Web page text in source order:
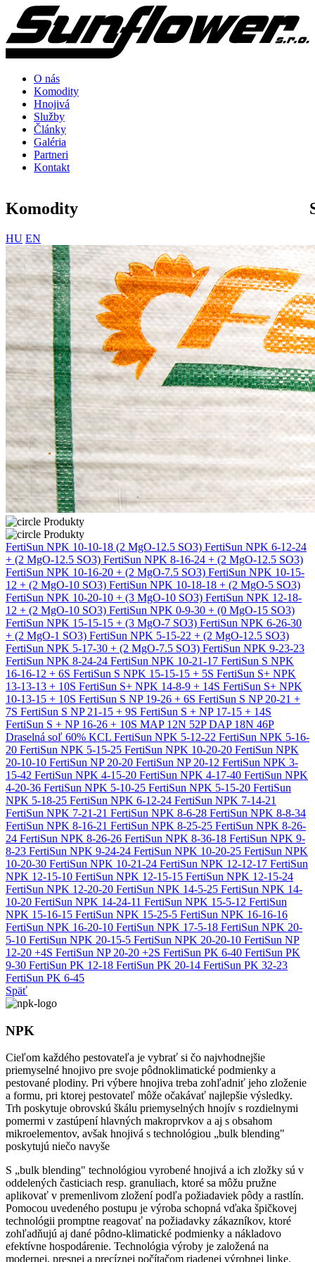
O nás
Komodity
Hnojivá
Služby
Články
Galéria
Partneri
Kontakt
Komodity
HU EN
Produkty
Produkty
FertiSun NPK 10-10-18 (2 MgO-12.5 SO3) FertiSun NPK 6-12-24
+ (2 MgO-12.5 SO3) FertiSun NPK 8-16-24 + (2 MgO-12.5 SO3)
FertiSun NPK 10-16-20 + (2 MgO-7.5 SO3) FertiSun NPK 10-15-
12 + (2 MgO-10 SO3) FertiSun NPK 10-18-18 + (2 MgO-5 SO3)
FertiSun NPK 10-20-10 + (3 MgO-10 SO3) FertiSun NPK 12-18-
12 + (2 MgO-10 SO3) FertiSun NPK 0-9-30 + (0 MgO-15 SO3)
FertiSun NPK 15-15-15 + (3 MgO-7 SO3) FertiSun NPK 6-26-30
+ (2 MgO-1 SO3) FertiSun NPK 5-15-22 + (2 MgO-12.5 SO3)
FertiSun NPK 5-17-30 + (2 MgO-7.5 SO3) FertiSun NPK 9-23-23
FertiSun NPK 8-24-24 FertiSun NPK 10-21-17 FertiSun S NPK
16-16-12 + 6S FertiSun S NPK 15-15-15 + 5S FertiSun S+ NPK
13-13-13 + 10S FertiSun S+ NPK 14-8-9 + 14S FertiSun S+ NPK
10-13-15 + 10S FertiSun S NP 19-26 + 6S FertiSun S NP 20-21 +
7S FertiSun S NP 21-15 + 9S FertiSun S + NP 17-15 + 14S
FertiSun S + NP 16-26 + 10S MAP 12N 52PDAP 18N 46P
Draselná soľ 60% KCL FertiSun NPK 5-12-22 FertiSun NPK 5-16-
20 FertiSun NPK 5-15-25 FertiSun NPK 10-20-20 FertiSun NPK
20-10-10 FertiSun NP 20-20 FertiSun NP 20-12 FertiSun NPK 3-
15-42 FertiSun NPK 4-15-20 FertiSun NPK 4-17-40 FertiSun NPK
4-20-36 FertiSun NPK 5-10-25 FertiSun NPK 5-15-20 FertiSun
NPK 5-18-25 FertiSun NPK 6-12-24 FertiSun NPK 7-14-21
FertiSun NPK 7-21-21 FertiSun NPK 8-6-28 FertiSun NPK 8-8-34
FertiSun NPK 8-16-21 FertiSun NPK 8-25-25 FertiSun NPK 8-26-
24 FertiSun NPK 8-26-26 FertiSun NPK 8-36-18 FertiSun NPK 9-
8-23 FertiSun NPK 9-24-24 FertiSun NPK 10-20-25 FertiSun NPK
10-20-30 FertiSun NPK 10-21-24 FertiSun NPK 12-12-17 FertiSun
NPK 12-15-10 FertiSun NPK 12-15-15 FertiSun NPK 12-15-24
FertiSun NPK 12-20-20 FertiSun NPK 14-5-25 FertiSun NPK 14-
10-20 FertiSun NPK 14-24-11 FertiSun NPK 15-5-12 FertiSun
NPK 15-16-15 FertiSun NPK 15-25-5 FertiSun NPK 16-16-16
FertiSun NPK 16-20-10 FertiSun NPK 17-5-18 FertiSun NPK 20-
5-10 FertiSun NPK 20-15-5 FertiSun NPK 20-20-10 FertiSun NP
12-20 +4S FertiSun NP 20-20 +2S FertiSun PK 6-40 FertiSun PK
9-30 FertiSun PK 12-18 FertiSun PK 20-14 FertiSun PK 32-23
FertiSun PK 6-45
Späť
NPK
Cieľom každého pestovateľa je vybrať si čo najvhodnejšie
priemyselné hnojivo pre svoje pôdnoklimatické podmienky a
pestované plodiny. Pri výbere hnojiva treba zohľadniť jeho zloženie
a formu, pri ktorej pestovateľ môže očakávať najlepšie výsledky.
Trh poskytuje obrovskú škálu priemyselných hnojív s rozdielnymi
pomermi v zastúpení hlavných makroprvkov a aj s obsahom
mikroelementov, avšak hnojivá s technológiou „bulk blending"
poskytujú niečo navyše
S „bulk blending" technológiou vyrobené hnojivá a ich zložky sú v
oddelených časticiach resp. granuliach, ktoré sa môžu pružne
aplikovať v premenlivom zložení podľa požiadaviek pôdy a rastlín.
Pomocou uvedeného postupu je výroba schopná vďaka špičkovej
technológii promptne reagovať na požiadavky zákazníkov, ktoré
zohľadňujú aj dané pôdno-klimatické podmienky a nákladovo
efektívne hospodárenie. Technológia výroby je založená na
modernej, presnej a precíznej počítačom riadenej výrobnej linke.